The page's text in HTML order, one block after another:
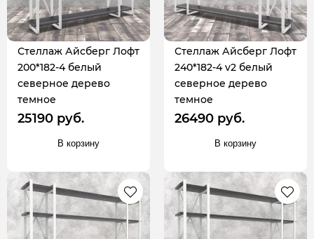
Стеллаж Айсберг Лофт
200*182-4 белый
северное дерево
темное
25190 руб.
В корзину
Стеллаж Айсберг Лофт
240*182-4 v2 белый
северное дерево
темное
26490 руб.
В корзину